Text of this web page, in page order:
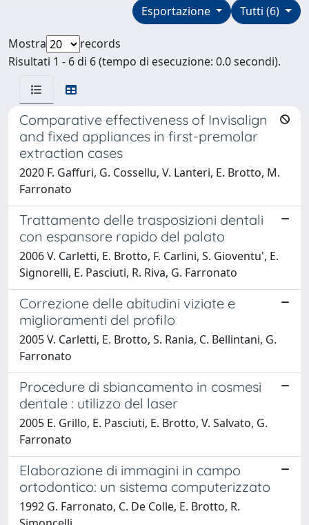
Tutti (6)
Esportazione
Mostra
records
Risultati 1 - 6 di 6 (tempo di esecuzione: 0.0 secondi).
Comparative effectiveness of Invisalign
and fixed appliances in first-premolar
extraction cases
2020 F. Gaffuri, G. Cossellu, V. Lanteri, E. Brotto, M.
Farronato
Trattamento delle trasposizioni dentali
con espansore rapido del palato
2006 V. Carletti, E. Brotto, F. Carlini, S. Gioventu', E.
Signorelli, E. Pasciuti, R. Riva, G. Farronato
Correzione delle abitudini viziate e
miglioramenti del profilo
2005 V. Carletti, E. Brotto, S. Rania, C. Bellintani, G.
Farronato
Procedure di sbiancamento in cosmesi
dentale : utilizzo del laser
2005 E. Grillo, E. Pasciuti, E. Brotto, V. Salvato, G.
Farronato
Elaborazione di immagini in campo
ortodontico: un sistema computerizzato
1992 G. Farronato, C. De Colle, E. Brotto, R.